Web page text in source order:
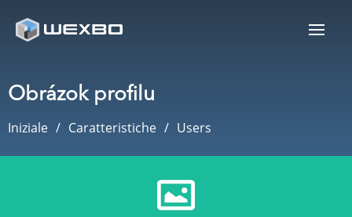
Obrázok profilu
Iniziale Caratteristiche Users